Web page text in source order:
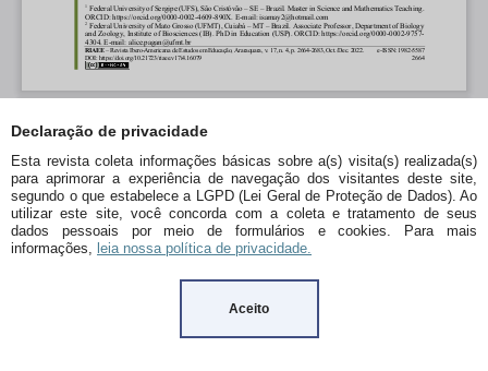
Declaração de privacidade
Esta revista coleta informações básicas sobre a(s) visita(s) realizada(s)
para aprimorar a experiência de navegação dos visitantes deste site,
segundo o que estabelece a LGPD (Lei Geral de Proteção de Dados). Ao
utilizar este site, você concorda com a coleta e tratamento de seus
dados pessoais por meio de formulários e cookies. Para mais
informações, leia nossa política de privacidade.
Aceito